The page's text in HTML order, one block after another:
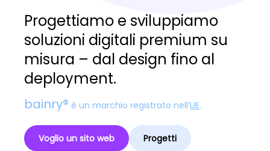
Progettiamo e sviluppiamo
soluzioni digitali premium su
misura – dal design fino al
deployment.
bainry® è un marchio registrato nell’UE.
Voglio un sito web Progetti